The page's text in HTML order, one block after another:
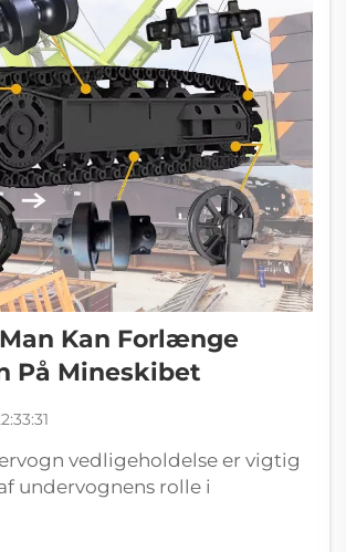
Kan Forlænge
På Mineskibet
vedligeholdelse er vigtig
undervognens rolle i
I hjertet af enhver tung
ligger undervogn, som i bund